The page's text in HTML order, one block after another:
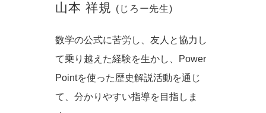
山本 祥規 (じろー先生)
数学の公式に苦労し、友人と協力し
て乗り越えた経験を生かし、Power
Pointを使った歴史解説活動を通じ
て、分かりやすい指導を目指しま